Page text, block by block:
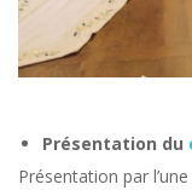
Présentation du
Présentation par